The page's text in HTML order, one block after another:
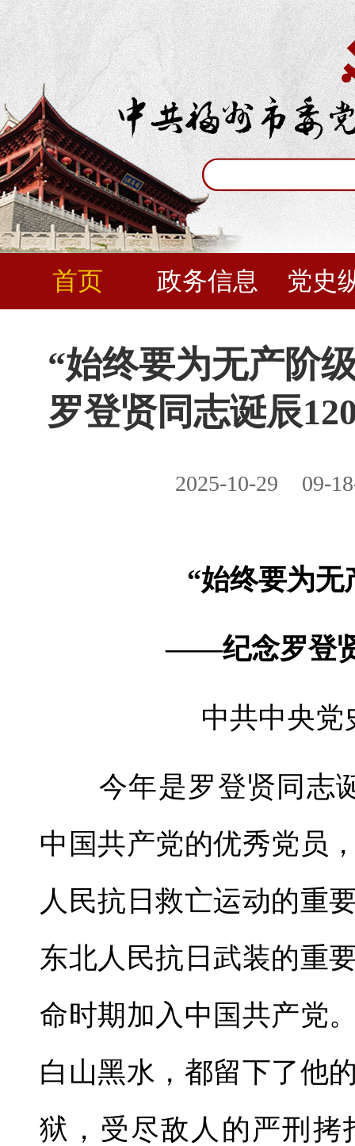
首页 政务信息 党史
“始终要为无产阶
罗登贤同志诞辰
2025-10-29 09-
“始终要为无
——纪念罗登
中共中央党
今年是罗登贤同志诞
中国共产党的优秀党员
人民抗日救亡运动的重
东北人民抗日武装的重
命时期加入中国共产党
白山黑水，都留下了他
狱，受尽敌人的严刑